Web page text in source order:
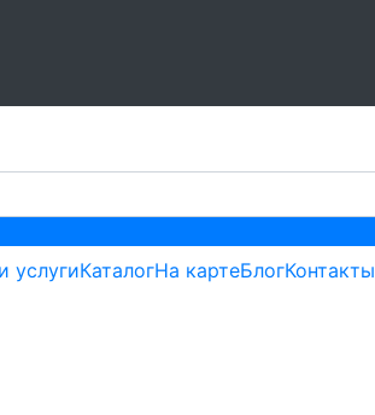
услугиКаталогНа картеБлогКонтакты